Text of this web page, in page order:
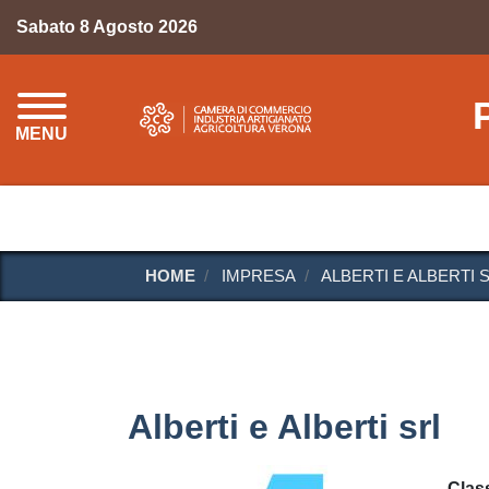
Sabato 8 Agosto 2026
MENU
HOME IMPRESA ALBERTI E ALBERTI
Alberti e Alberti srl